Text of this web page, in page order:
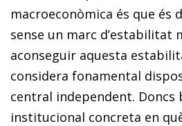
macroeconòmica és que és
sense un marc d’estabilitat
aconseguir aquesta
considera fonamental
central independent. Doncs
institucional concreta en